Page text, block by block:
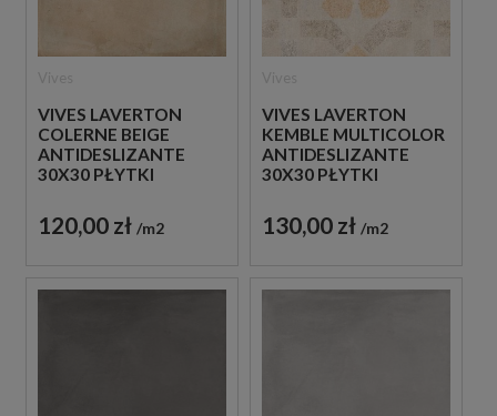
VIVES LAVERTON
COLERNE BEIGE
ANTIDESLIZANTE
30X30 PŁYTKI
GRESOWE
120,00 zł m2
VIVES LAVERTON
KEMBLE MULTICOLOR
ANTIDESLIZANTE
30X30 PŁYTKI
GRESOWE
130,00 zł m2